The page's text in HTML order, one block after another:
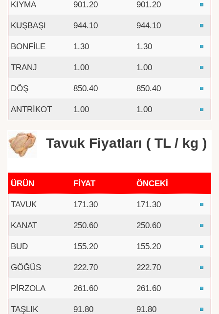
KIYMA 901.20 901.20
KUŞBAŞI 944.10 944.10
BONFİLE 1.30 1.30
TRANJ 1.00 1.00
DÖŞ 850.40 850.40
ANTRİKOT 1.00 1.00
Tavuk Fiyatları ( TL / kg )
ÜRÜN FİYAT ÖNCEKİ
TAVUK 171.30 171.30
KANAT 250.60 250.60
BUD 155.20 155.20
GÖĞÜS 222.70 222.70
PİRZOLA 261.60 261.60
TAŞLIK 91.80 91.80